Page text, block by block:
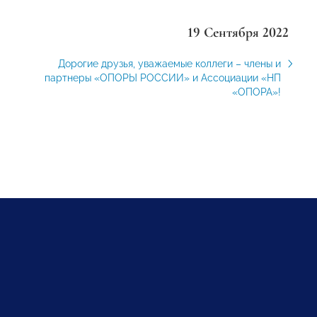
19 Сентября 2022
Дорогие друзья, уважаемые коллеги – члены и
партнеры «ОПОРЫ РОССИИ» и Ассоциации «НП
«ОПОРА»!